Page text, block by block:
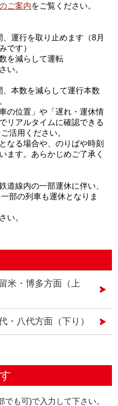
ご案内をご覧ください。
、運行を取り止めます（8月
です）
を減らして運転
い。
、本数を減らして運行本数
の位置」や「遅れ・運休情
リアルタイムに確認できる
ご活用ください。
なる場合や、のりばや時刻
ます。あらかじめご了承く
道線内の一部運休に伴い、
部の列車も運休となりま
い。
米・博多方面（上
・八代方面（下り）
も可)で入力して下さい。